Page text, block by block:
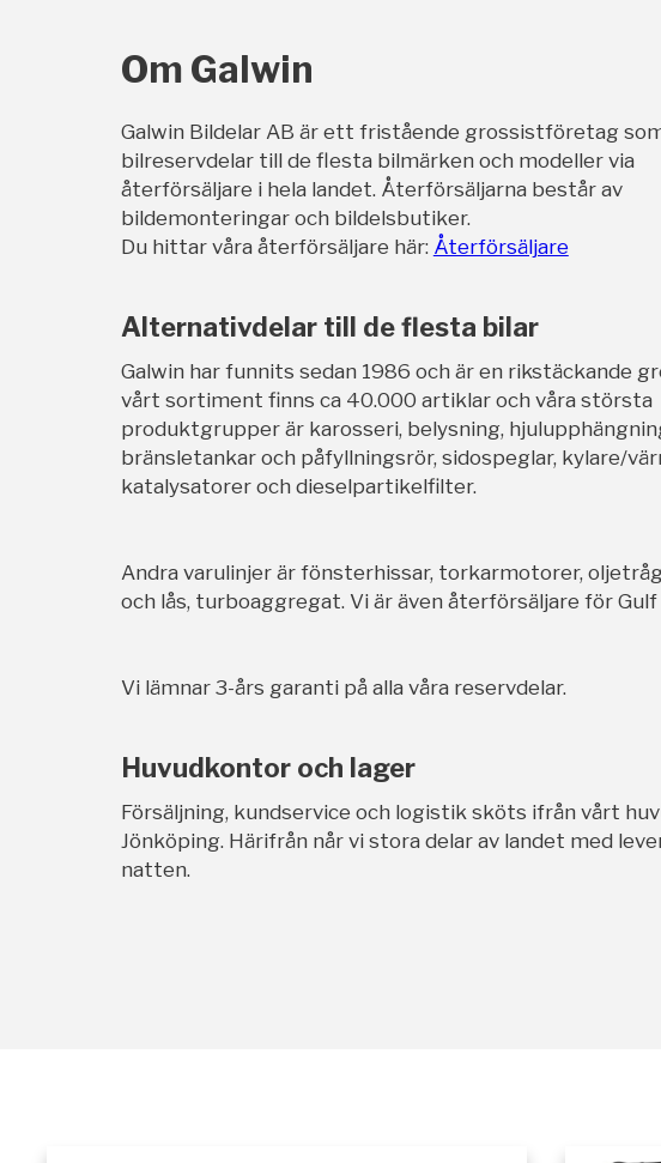
Om Galwin
Galwin Bildelar AB är ett fristående grossistföretag
bilreservdelar till de flesta bilmärken och modeller via
återförsäljare i hela landet. Återförsäljarna består av
bildemonteringar och bildelsbutiker.
Du hittar våra återförsäljare här: Återförsäljare
Alternativdelar till de flesta bilar
Galwin har funnits sedan 1986 och är en rikstäckande
vårt sortiment finns ca 40.000 artiklar och våra största
produktgrupper är karosseri, belysning,
bränsletankar och påfyllningsrör, sidospeglar, kylare/
katalysatorer och dieselpartikelfilter.
Andra varulinjer är fönsterhissar, torkarmotorer,
och lås, turboaggregat. Vi är även återförsäljare för
Vi lämnar 3-års garanti på alla våra reservdelar.
Huvudkontor och lager
Försäljning, kundservice och logistik sköts ifrån vårt
Jönköping. Härifrån når vi stora delar av landet med
natten.